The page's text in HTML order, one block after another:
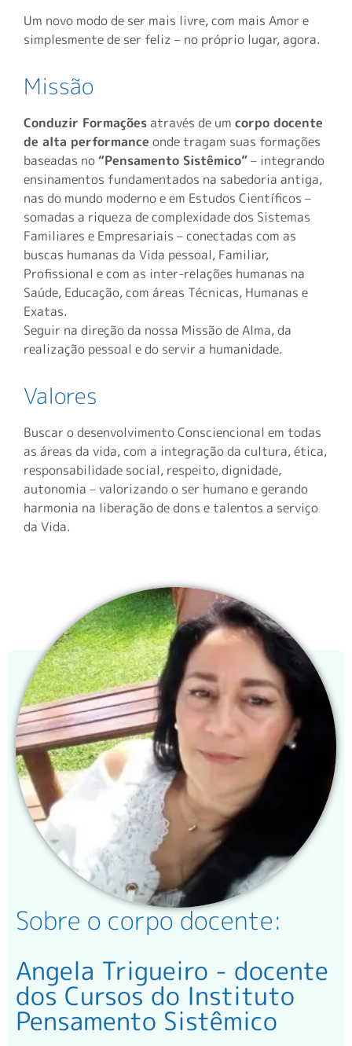
Um novo modo de ser mais livre, com mais Amor e
simplesmente de ser feliz – no próprio lugar, agora.
Missão
Conduzir Formaçõesatravés de um corpo docente
de alta performance onde tragam suas formações
baseadas no“Pensamento Sistêmico”– integrando
ensinamentos fundamentados na sabedoria antiga,
nas do mundo moderno e em Estudos Científicos –
somadas a riqueza de complexidade dos Sistemas
Familiares e Empresariais – conectadas com as
buscas humanas da Vida pessoal, Familiar,
Profissional e com as inter-relações humanas na
Saúde, Educação, com áreas Técnicas, Humanas e
Exatas.
Seguir na direção da nossa Missão de Alma, da
realização pessoal e do servir a humanidade.
Valores
Buscar o desenvolvimento Consciencional em todas
as áreas da vida, com a integração da cultura, ética,
responsabilidade social, respeito, dignidade,
autonomia – valorizando o ser humano e gerando
harmonia na liberação de dons e talentos a serviço
da Vida.
Sobre o corpo docente:
Angela Trigueiro - docente
dos Cursos do Instituto
Pensamento Sistêmico